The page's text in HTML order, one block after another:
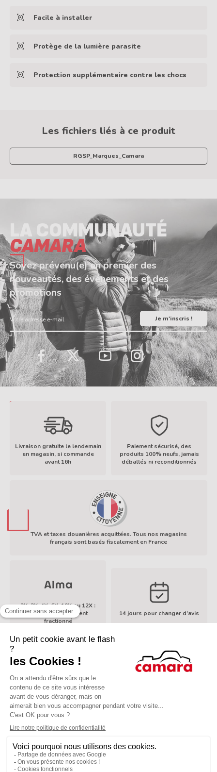
Facile à installer
Protège de la lumière parasite
Protection supplémentaire contre les chocs
Les fichiers liés à ce produit
RGSP_Marques_Camara
LA COMMUNAUTÉ
CAMARA
Soyez prévenu(e) en premier des
nouveautés, des événements et des
promotions
Votre adresse e-mail
Facebook
Twitter YouTubeInstagram
LinkedIn
TikTok
Livraison gratuite le lendemain
en magasin, si commande
avant 16h
Paiement sécurisé, des
produits 100% neufs, jamais
déballés ni reconditionnés
TVA et taxes douanières acquittées. Tous nos magasins
français sont basés fiscalement en France
2X, 3X, 4X, 6X, 10X ou 12X :
Facilités de paiement
fractionné
14 jours pour changer d’avis
Services
Mentions légales
Modes de paiement